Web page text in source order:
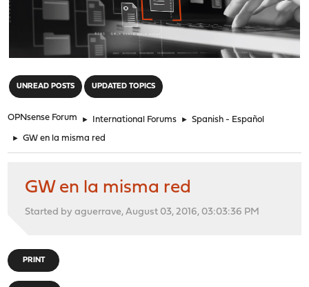
UNREAD POSTS UPDATED TOPICS
OPNsense Forum ► International Forums ► Spanish - Español
► GW en la misma red
GW en la misma red
Started by aguerrave, August 03, 2016, 03:03:36 PM
PRINT